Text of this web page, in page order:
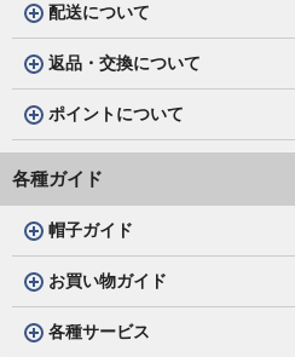
配送について
返品・交換について
ポイントについて
各種ガイド
帽子ガイド
お買い物ガイド
各種サービス